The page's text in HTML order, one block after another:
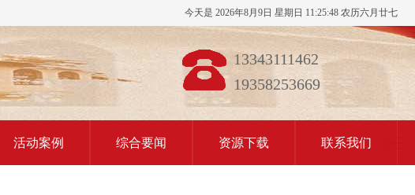
今天是 2026年8月9日 星期日 11:25:49 农历六月廿七
13343111462
19358253669
活动案例 综合要闻 资源下载 联系我们